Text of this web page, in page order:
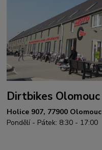
Dirtbikes Olomouc
Holice 907, 77900 Olomouc
Pondělí - Pátek: 8:30 - 17:00